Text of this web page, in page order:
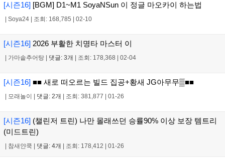
[시즌16] [BGM] D1~M1 SoyaNSun 이 정글 마오카이 하는법
Soya24 조회: 168,785 02-10
[시즌16] 2026 부활한 치명타 마스터 이
가마솥추어탕 댓글: 3개 조회: 178,368 02-04
[시즌16] ■■ 새로 떠오르는 빌드 집공+황새 JG아무무▒■■
모래놀이 댓글: 2개 조회: 381,877 01-26
[시즌16] (챌린저 트린) 나만 몰래쓰던 승률90% 이상 보장 템트리
(미드트린)
참새얀쿡 댓글: 4개 조회: 178,412 01-26